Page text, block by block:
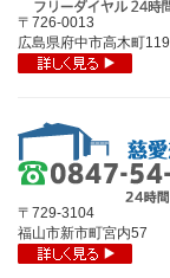
〒726-0013
広島県府中市高木町119
〒729-3104
福山市新市町宮内57